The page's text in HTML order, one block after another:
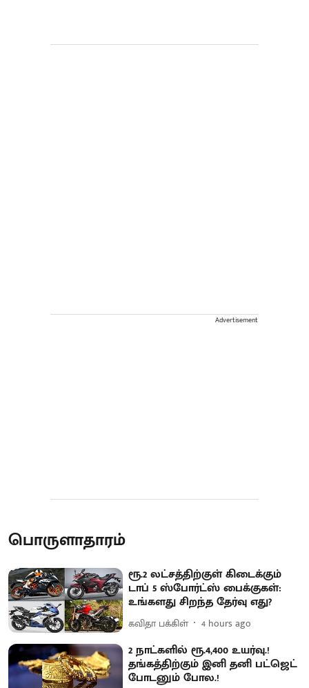
Advertisement
பொருளாதாரம்
ரூ.2 லட்சத்திற்குள் கிடைக்கும்
டாப் 5 ஸ்போர்ட்ஸ் பைக்குகள்:
உங்களது சிறந்த தேர்வு எது?
கவிதா பக்கிள் 4 hours ago
2 நாட்களில் ரூ.4,400 உயர்வு.!
தங்கத்திற்கும் இனி தனி பட்ஜெட்
போடனும் போல.!